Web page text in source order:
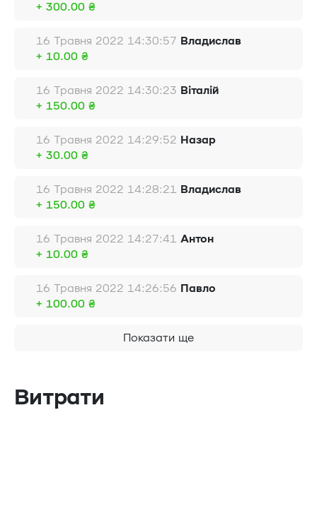
+ 300.00 ₴
16 Травня 2022 14:30:57 Владислав
+ 10.00 ₴
16 Травня 2022 14:30:23 Віталій
+ 150.00 ₴
16 Травня 2022 14:29:52 Назар
+ 30.00 ₴
16 Травня 2022 14:28:21 Владислав
+ 150.00 ₴
16 Травня 2022 14:27:41 Антон
+ 10.00 ₴
16 Травня 2022 14:26:56 Павло
+ 100.00 ₴
Показати ще
Витрати